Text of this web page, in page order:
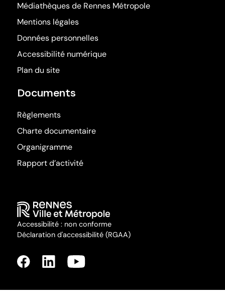
Médiathèques de Rennes Métropole(ouvre dans une
Mentions légales
Données personnelles
Accessibilité numérique
Plan du site
Documents
Règlements
Charte documentaire
Organigramme
Rapport d’activité
Accessibilité : non conforme
Déclaration d'accessibilité (RGAA)